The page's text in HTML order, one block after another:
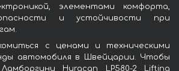
элементами комфорта,
и устойчивости при
с ценами и техническими
автомобиля в Швейцарии. Чтобы
Huracan LP580-2 Lifting